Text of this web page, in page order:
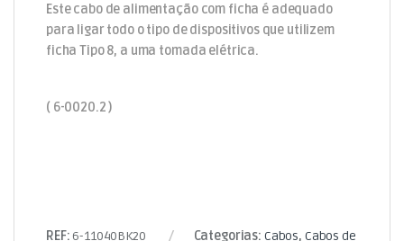
Este cabo de alimentação com ficha é adequado
para ligar todo o tipo de dispositivos que utilizem
ficha Tipo 8, a uma tomada elétrica.
( 6-0020.2 )
REF:6-11040BK20 Categorias: Cabos, Cabos de